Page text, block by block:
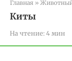
Главная »
Киты
На чтение:4 мин